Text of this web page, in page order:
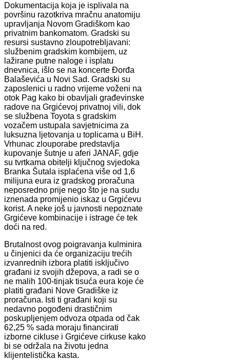
Dokumentacija koja je isplivala na
površinu razotkriva mračnu anatomiju
upravljanja Novom Gradiškom kao
privatnim bankomatom. Gradski su
resursi sustavno zloupotrebljavani:
službenim gradskim kombijem, uz
lažirane putne naloge i isplatu
dnevnica, išlo se na koncerte Đorđa
Balaševića u Novi Sad. Gradski su
zaposlenici u radno vrijeme voženi na
otok Pag kako bi obavljali građevinske
radove na Grgićevoj privatnoj vili, dok
se službena Toyota s gradskim
vozačem ustupala savjetnicima za
luksuzna ljetovanja u toplicama u BiH.
Vrhunac zlouporabe predstavlja
kupovanje šutnje u aferi JANAF, gdje
su tvrtkama obitelji ključnog svjedoka
Branka Šutala isplaćena više od 1,6
milijuna eura iz gradskog proračuna
neposredno prije nego što je na sudu
iznenada promijenio iskaz u Grgićevu
korist. A neke još u javnosti nepoznate
Grgićeve kombinacije i istrage će tek
doći na red.
Brutalnost ovog poigravanja kulminira
u činjenici da će organizaciju trećih
izvanrednih izbora platiti isključivo
građani iz svojih džepova, a radi se o
ne malih 100-tinjak tisuća eura koje će
platiti građani Nove Gradiške iz
proračuna. Isti ti građani koji su
nedavno pogođeni drastičnim
poskupljenjem odvoza otpada od čak
62,25 % sada moraju financirati
izborne cikluse i Grgićeve cirkuse kako
bi se održala na životu jedna
klijentelistička kasta.